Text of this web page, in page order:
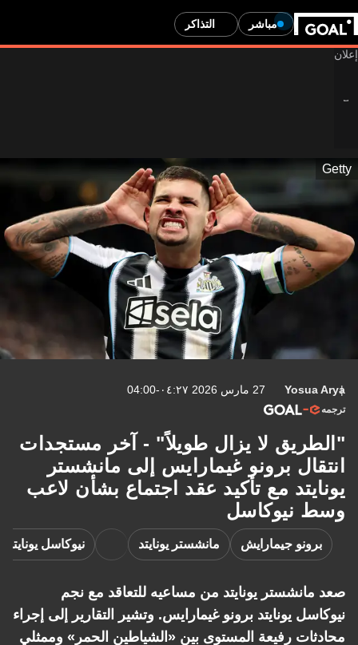
مباشر التذاكر
Getty
Yosua Arya 27 مارس 2026 ٠٤:٢٧-04:00
ترجمه
"الطريق لا يزال طويلاً" - آخر مستجدات
انتقال برونو غيمارايس إلى مانشستر
يونايتد مع تأكيد عقد اجتماع بشأن لاعب
وسط نيوكاسل
برونو جيمارايش مانشستر يونايتد نيوكاسل يونايتد
صعد مانشستر يونايتد من مساعيه للتعاقد مع نجم
نيوكاسل يونايتد برونو غيمارايس. وتشير التقارير إلى إجراء
محادثات رفيعة المستوى بين «الشياطين الحمر» وممثلي